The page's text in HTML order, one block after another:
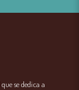
se dedica a